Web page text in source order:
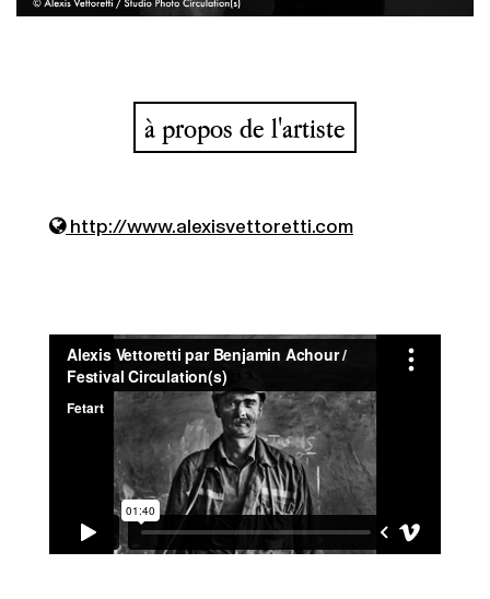
à propos de l'artiste
http://www.alexisvettoretti.com